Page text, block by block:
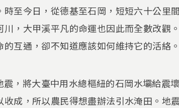
至今日，從德基至石岡，短短六十公里
，大甲溪平凡的命運也因此而全數改觀
互通，卻不知道應該如何維持它的活絡。
，將大臺中用水總樞紐的石岡水壩給震
成，所以農民得想盡辦法引水淹田。地